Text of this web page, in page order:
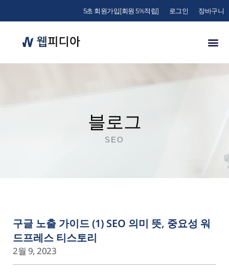
5초 회원가입[회원 5%적립] 로그인 장바구니
블로그
SEO
구글 노출 가이드 (1) SEO 의미 뜻, 중요성 워
드프레스 티스토리
2월 9, 2023